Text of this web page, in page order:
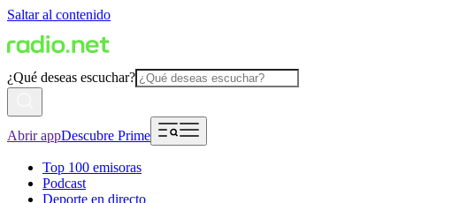
Saltar al contenido
¿Qué deseas escuchar?
Abrir appDescubre Prime
Top 100 emisoras
Podcast
Deporte en directo